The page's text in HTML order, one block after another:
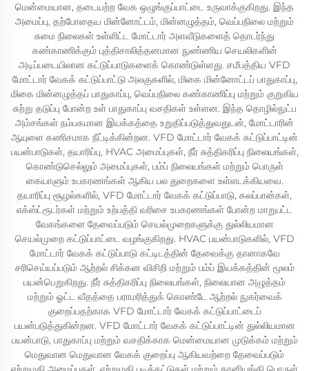
மென்மையான, தடையற்ற வேக ஒழுங்குப்பாட்டை உருவாக்குகிறது. இந்த
அமைப்பு, தற்போதைய மின்னோட்டம், மின்னழுத்தம், வெப்பநிலை மற்றும்
சுமை நிலைகள் உள்ளிட்ட மோட்டார் அளவீடுகளைத் தொடர்ந்து
கண்காணிக்கும் புத்திசாலித்தனமான நுண்ணிய செயலிகளின்
அடிப்படையிலான கட்டுப்பாடுகளைக் கொண்டுள்ளது. சமீபத்திய VFD
மோட்டார் வேகக் கட்டுப்பாட்டு அலகுகளில், மிகை மின்னோட்டப் பாதுகாப்பு,
மிகை மின்னழுத்தப் பாதுகாப்பு, வெப்பநிலை கண்காணிப்பு மற்றும் குறுகிய
சுற்று தடுப்பு போன்ற உள் பாதுகாப்பு வசதிகள் உள்ளன. இந்த தொழில்நுட்ப
அம்சங்கள் நம்பகமான இயக்கத்தை உறுதிப்படுத்துவதுடன், மோட்டாரின்
ஆயுளை கணிசமாக நீட்டிக்கின்றன. VFD மோட்டார் வேகக் கட்டுப்பாட்டின்
பயன்பாடுகள், தயாரிப்பு, HVAC அமைப்புகள், நீர் சுத்திகரிப்பு நிலையங்கள்,
கொண்டுசெல்லும் அமைப்புகள், பம்ப் நிலையங்கள் மற்றும் பொருள்
கையாளும் உபகரணங்கள் ஆகிய பல துறைகளை உள்ளடக்கியவை.
தயாரிப்பு சூழல்களில், VFD மோட்டார் வேகக் கட்டுப்பாடு, கலப்பான்கள்,
எக்ஸ்ட்ரூடர்கள் மற்றும் உற்பத்தி வரிசை உபகரணங்கள் போன்ற மாறுபட்ட
வேகங்களை தேவைப்படும் செயல்முறைகளுக்கு துல்லியமான
செயல்முறை கட்டுப்பாட்டை வழங்குகிறது. HVAC பயன்பாடுகளில், VFD
மோட்டார் வேகக் கட்டுப்பாடு கட்டிடத்தின் தேவைக்கு தானாகவே
சரிசெய்யப்படும் ஆற்றல் சிக்கன விசிறி மற்றும் பம்ப் இயக்கத்தின் மூலம்
பயன்பெறுகிறது. நீர் சுத்திகரிப்பு நிலையங்கள், நிலையான அழுத்தம்
மற்றும் ஓட்ட வீதத்தை பராமரித்துக் கொண்டே ஆற்றல் நுகர்வைக்
குறைப்பதற்காக VFD மோட்டார் வேகக் கட்டுப்பாட்டைப்
பயன்படுத்துகின்றன. VFD மோட்டார் வேகக் கட்டுப்பாட்டின் துல்லியமான
பயன்பாடு, பாதுகாப்பு மற்றும் வசதிக்காக மென்மையான முடுக்கம் மற்றும்
மெதுவான மெதுவான வேகக் குறைப்பு ஆகியவற்றை தேவைப்படும்